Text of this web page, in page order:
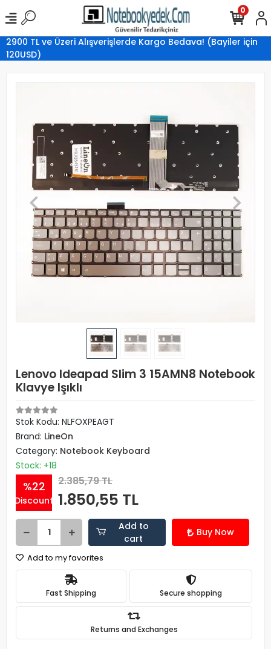
2900 TL ve Üzeri Alışverişlerde Kargo Bedava! (Bayiler için
120USD)
0
Lenovo Ideapad Slim 3 15AMN8 Notebook
Klavye Işıklı
Stok Kodu: NLFOXPEAGT
Brand: LineOn
Category: Notebook Keyboard
Stock: +18
%22
Discount
2.385,79 TL
1.850,55 TL
Add to
cart
Buy Now
Add to my favorites
Fast Shipping Secure shopping
Returns and Exchanges